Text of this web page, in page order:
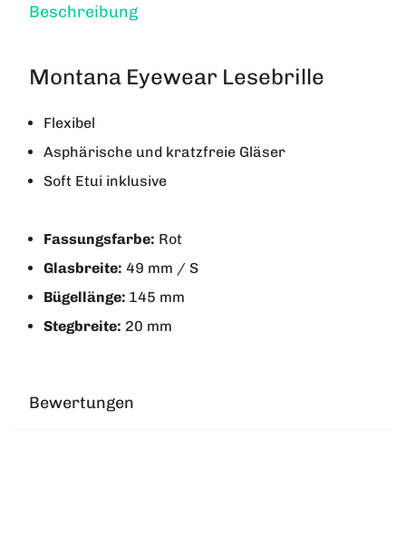
Beschreibung
Montana Eyewear Lesebrille
Flexibel
Asphärische und kratzfreie Gläser
Soft Etui inklusive
Fassungsfarbe: Rot
Glasbreite: 49 mm / S
Bügellänge: 145 mm
Stegbreite: 20 mm
Bewertungen